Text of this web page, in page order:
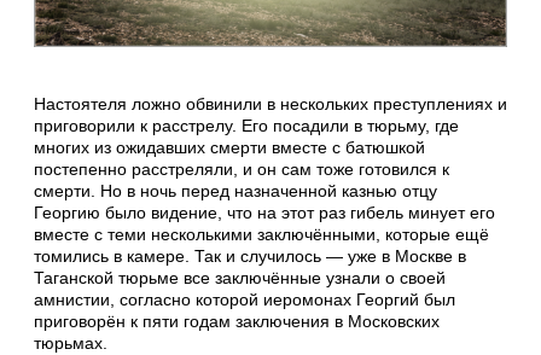
Настоятеля ложно обвинили в нескольких преступлениях и
приговорили к расстрелу. Его посадили в тюрьму, где
многих из ожидавших смерти вместе с батюшкой
постепенно расстреляли, и он сам тоже готовился к
смерти. Но в ночь перед назначенной казнью отцу
Георгию было видение, что на этот раз гибель минует его
вместе с теми несколькими заключёнными, которые ещё
томились в камере. Так и случилось — уже в Москве в
Таганской тюрьме все заключённые узнали о своей
амнистии, согласно которой иеромонах Георгий был
приговорён к пяти годам заключения в Московских
тюрьмах.